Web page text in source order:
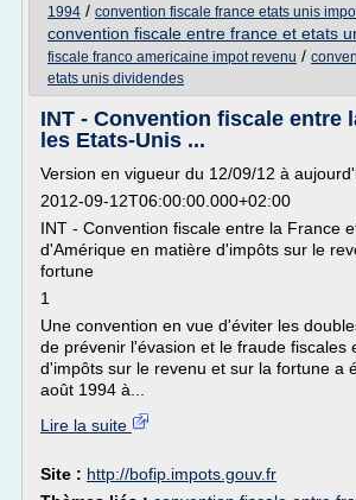
1994 / convention fiscale france etats unis
convention fiscale entre france et etats
fiscale franco americaine impot revenu /
etats unis dividendes
INT - Convention fiscale entre
les Etats-Unis ...
Version en vigueur du 12/09/12 à
2012-09-12T06:00:00.000+02:00
INT - Convention fiscale entre la France
d'Amérique en matière d'impôts sur le
fortune
1
Une convention en vue d'éviter les
de prévenir l'évasion et le fraude fiscales
d'impôts sur le revenu et sur la fortune a
août 1994 à...
Lire la suite
Site : http://bofip.impots.gouv.fr